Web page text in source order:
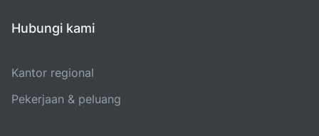
Hubungi kami
Kantor regional
Pekerjaan & peluang